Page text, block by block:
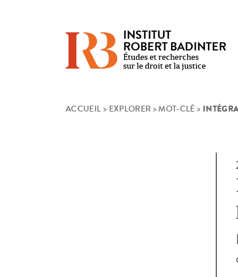
INSTITUT
ROBERT BADINTER
Études et recherches
sur le droit et la justice
ACCUEIL > EXPLORER >MOT-CLÉ >